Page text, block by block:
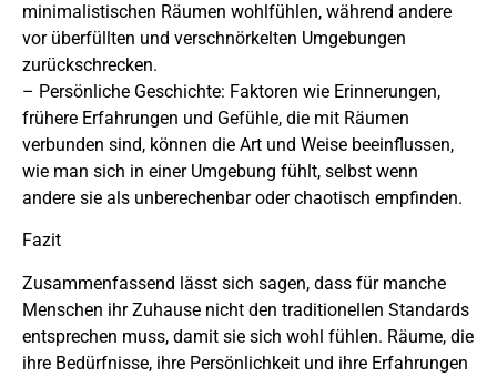
minimalistischen Räumen wohlfühlen, während andere
vor überfüllten und verschnörkelten Umgebungen
zurückschrecken.
– Persönliche Geschichte: Faktoren wie Erinnerungen,
frühere Erfahrungen und Gefühle, die mit Räumen
verbunden sind, können die Art und Weise beeinflussen,
wie man sich in einer Umgebung fühlt, selbst wenn
andere sie als unberechenbar oder chaotisch empfinden.
Fazit
Zusammenfassend lässt sich sagen, dass für manche
Menschen ihr Zuhause nicht den traditionellen Standards
entsprechen muss, damit sie sich wohl fühlen. Räume, die
ihre Bedürfnisse, ihre Persönlichkeit und ihre Erfahrungen